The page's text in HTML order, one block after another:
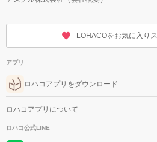
LOHACOをお気に入り
アプリ
ロハコアプリをダウンロード
ロハコアプリについて
ロハコ公式LINE